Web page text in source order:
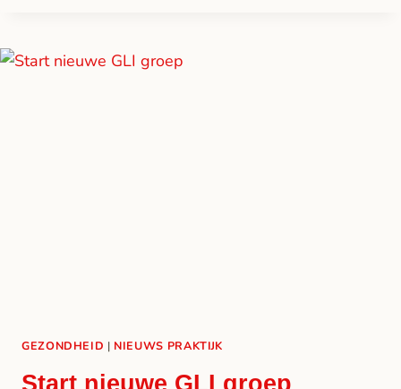
GEZONDHEID | NIEUWS PRAKTIJK